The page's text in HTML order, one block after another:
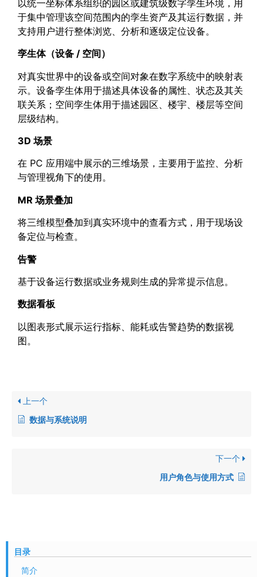
以统一坐标体系组织的园区或建筑级数字孪生环境，用
于集中管理该空间范围内的孪生资产及其运行数据，并
支持用户进行整体浏览、分析和逐级定位设备。
孪生体（设备 / 空间）
对真实世界中的设备或空间对象在数字系统中的映射表
示。设备孪生体用于描述具体设备的属性、状态及其关
联关系；空间孪生体用于描述园区、楼宇、楼层等空间
层级结构。
3D 场景
在 PC 应用端中展示的三维场景，主要用于监控、分析
与管理视角下的使用。
MR 场景叠加
将三维模型叠加到真实环境中的查看方式，用于现场设
备定位与检查。
告警
基于设备运行数据或业务规则生成的异常提示信息。
数据看板
以图表形式展示运行指标、能耗或告警趋势的数据视
图。
上一个
数据与系统说明
下一个
用户角色与使用方式
目录
简介